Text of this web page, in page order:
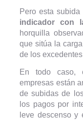
Pero esta
indicador con
horquilla
que sitúa la
de los
En todo caso,
empresas están
de subidas de
los pagos por
leve descenso y